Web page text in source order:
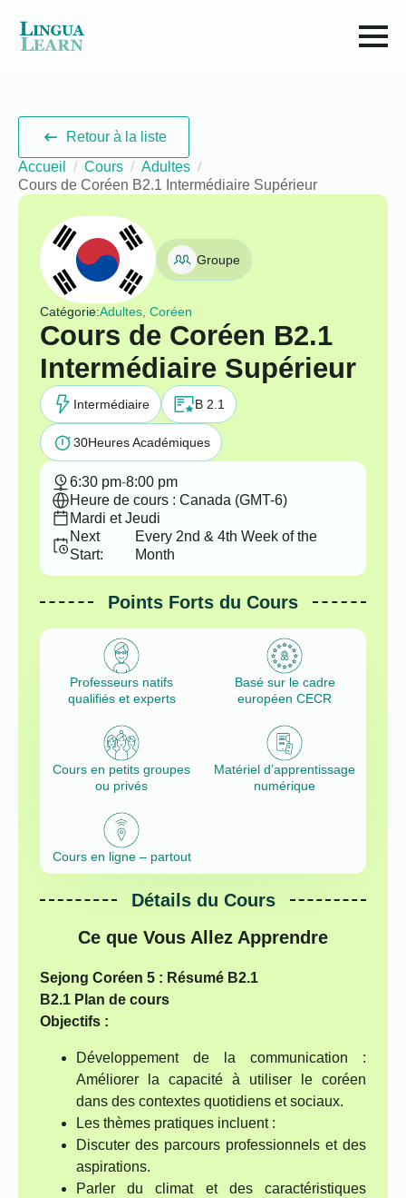
Retour à la liste
Accueil
Cours
Adultes
Cours de Coréen B2.1 Intermédiaire Supérieur
Groupe
Catégorie:Adultes, Coréen
Cours de Coréen B2.1
Intermédiaire Supérieur
Intermédiaire B 2.1
30Heures Académiques
6:30 pm-8:00 pm
Heure de cours : Canada (GMT-6)
Mardi et Jeudi
Next
Start:
Every 2nd & 4th Week of the
Month
Points Forts du Cours
Professeurs natifs
qualifiés et experts
Basé sur le cadre
européen CECR
Cours en petits groupes
ou privés
Matériel d’apprentissage
numérique
Cours en ligne – partout
Détails du Cours
Ce que Vous Allez Apprendre
Sejong Coréen 5 : Résumé B2.1
B2.1 Plan de cours
Objectifs :
Développement de la communication :
Améliorer la capacité à utiliser le coréen
dans des contextes quotidiens et sociaux.
Les thèmes pratiques incluent :
Discuter des parcours professionnels et des
aspirations.
Parler du climat et des caractéristiques